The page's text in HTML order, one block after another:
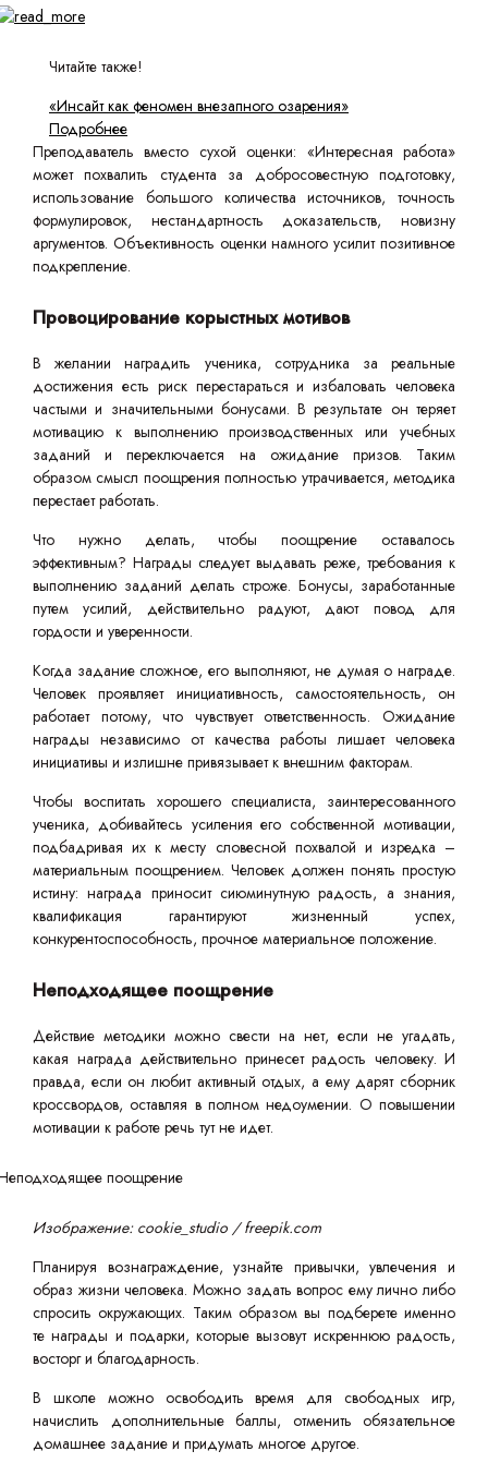
Читайте также!
«Инсайт как феномен внезапного озарения»
Подробнее
Преподаватель вместо сухой оценки: «Интересная работа»
может похвалить студента за добросовестную подготовку,
использование большого количества источников, точность
формулировок, нестандартность доказательств, новизну
аргументов. Объективность оценки намного усилит позитивное
подкрепление.
Провоцирование корыстных мотивов
В желании наградить ученика, сотрудника за реальные
достижения есть риск перестараться и избаловать человека
частыми и значительными бонусами. В результате он теряет
мотивацию к выполнению производственных или учебных
заданий и переключается на ожидание призов. Таким
образом смысл поощрения полностью утрачивается, методика
перестает работать.
Что нужно делать, чтобы поощрение оставалось
эффективным? Награды следует выдавать реже, требования к
выполнению заданий делать строже. Бонусы, заработанные
путем усилий, действительно радуют, дают повод для
гордости и уверенности.
Когда задание сложное, его выполняют, не думая о награде.
Человек проявляет инициативность, самостоятельность, он
работает потому, что чувствует ответственность. Ожидание
награды независимо от качества работы лишает человека
инициативы и излишне привязывает к внешним факторам.
Чтобы воспитать хорошего специалиста, заинтересованного
ученика, добивайтесь усиления его собственной мотивации,
подбадривая их к месту словесной похвалой и изредка –
материальным поощрением. Человек должен понять простую
истину: награда приносит сиюминутную радость, а знания,
квалификация гарантируют жизненный успех,
конкурентоспособность, прочное материальное положение.
Неподходящее поощрение
Действие методики можно свести на нет, если не угадать,
какая награда действительно принесет радость человеку. И
правда, если он любит активный отдых, а ему дарят сборник
кроссвордов, оставляя в полном недоумении. О повышении
мотивации к работе речь тут не идет.
Изображение: cookie_studio / freepik.com
Планируя вознаграждение, узнайте привычки, увлечения и
образ жизни человека. Можно задать вопрос ему лично либо
спросить окружающих. Таким образом вы подберете именно
те награды и подарки, которые вызовут искреннюю радость,
восторг и благодарность.
В школе можно освободить время для свободных игр,
начислить дополнительные баллы, отменить обязательное
домашнее задание и придумать многое другое.